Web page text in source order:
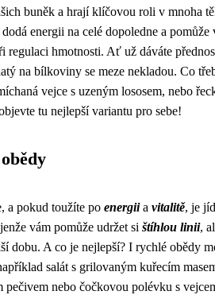
buněk a hrají klíčovou roli v mnoha
energii na celé dopoledne a pomůže
regulaci hmotnosti. Ať už dáváte
na bílkoviny se meze nekladou. Co
vejce s uzeným lososem, nebo
tu nejlepší variantu pro sebe!
a pokud toužíte po energiia vitalitě, je
vám pomůže udržet si štíhlou linii,
dobu. A co je nejlepší? I rychlé obědy
salát s grilovaným kuřecím
pečivem nebo čočkovou polévku s